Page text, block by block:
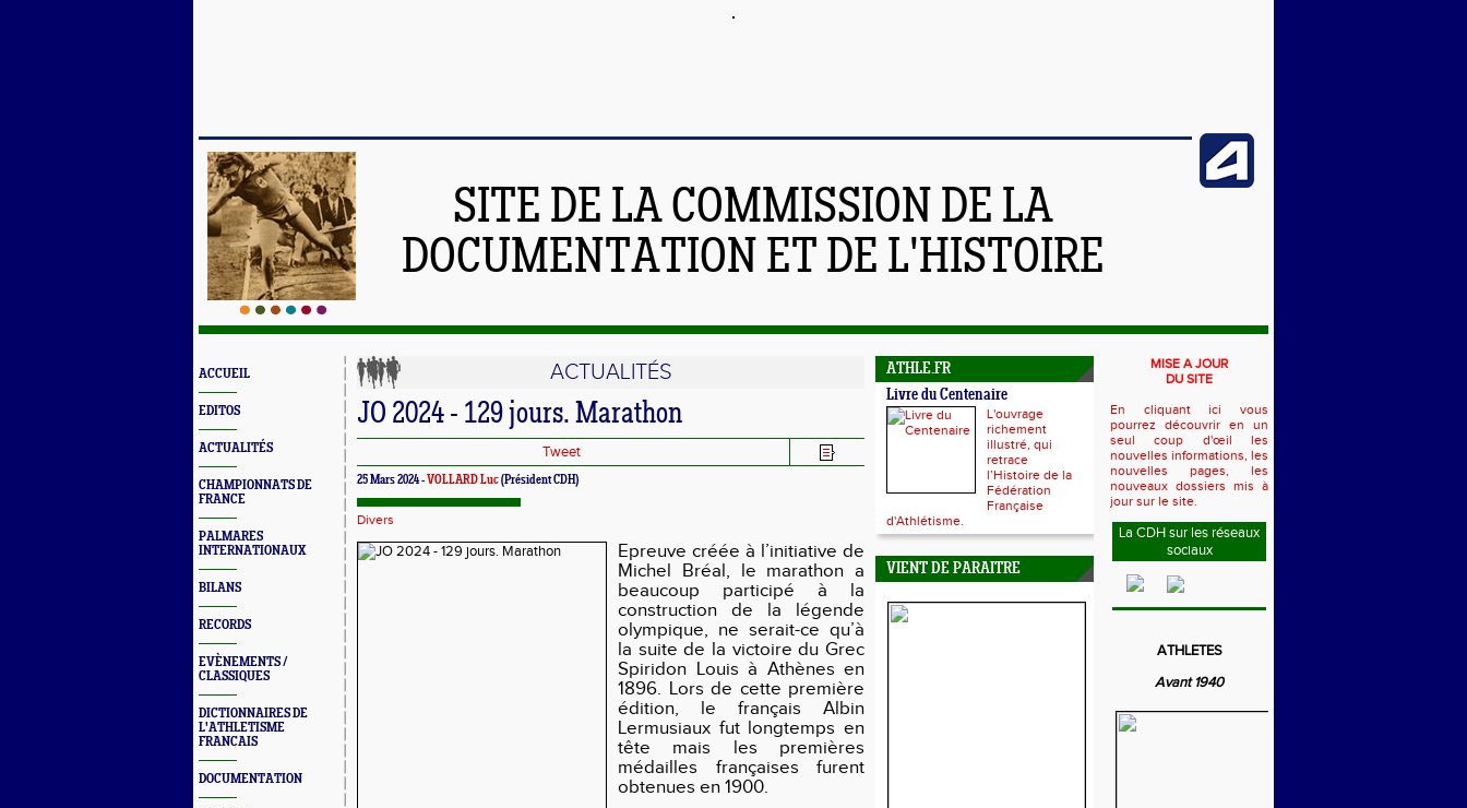
SITE DE LA COMMISSION DE LA
DOCUMENTATION ET DE L'HISTOIRE
ACCUEIL
EDITOS
ACTUALITÉS
CHAMPIONNATS DE
FRANCE
PALMARES
INTERNATIONAUX
BILANS
RECORDS
EVÈNEMENTS /
CLASSIQUES
DICTIONNAIRES DE
L'ATHLETISME
FRANCAIS
DOCUMENTATION
ACTUALITÉS
JO 2024 - 129 jours. Marathon
Tweet
25 Mars 2024 - VOLLARD Luc(Président CDH)
Divers
Epreuve créée à l’initiative de
Michel Bréal, le marathon a
beaucoup participé à la
construction de la légende
olympique, ne serait-ce qu’à
la suite de la victoire du Grec
Spiridon Louis à Athènes en
1896. Lors de cette première
édition, le français Albin
Lermusiaux fut longtemps en
tête mais les premières
médailles françaises furent
obtenues en 1900.
ATHLE.FR
Livre du Centenaire
L'ouvrage
richement
illustré, qui
retrace
l’Histoire de la
Fédération
Française
d'Athlétisme.
VIENT DE PARAITRE
MISE A JOUR
DU SITE
En cliquant ici vous
pourrez découvrir en un
seul coup d'œil les
nouvelles informations, les
nouvelles pages, les
nouveaux dossiers mis à
jour sur le site.
La CDH sur les réseaux
sociaux
ATHLETES
Avant 1940